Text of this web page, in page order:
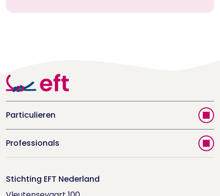
Particulieren
Vind jouw therapeut
Videoportal
Doe de relatietest
Professionals
Trainingen
Stichting EFT Nederland